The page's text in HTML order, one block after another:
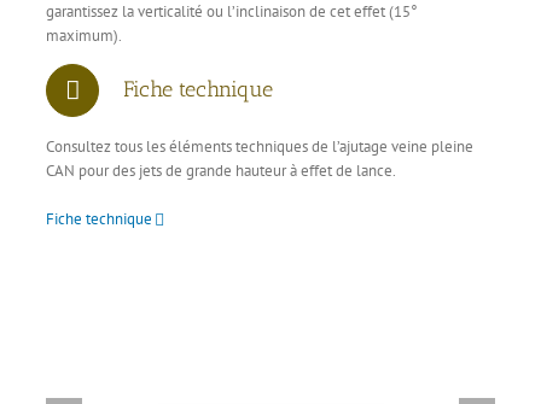
garantissez la verticalité ou l’inclinaison de cet effet (15°
maximum).
Fiche technique
Consultez tous les éléments techniques de l’ajutage veine pleine
CAN pour des jets de grande hauteur à effet de lance.
Fiche technique